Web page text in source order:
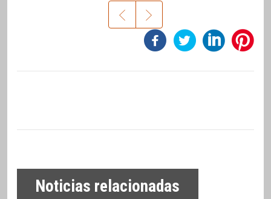
Noticias relacionadas